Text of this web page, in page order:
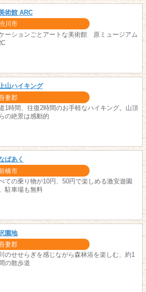
術館 ARC
川市
ーションごとアートな美術館 原ミュージアム
山ハイキング
妻郡
1時間、往復2時間のお手軽なハイキング。山頂
の絶景は感動的
ぱあく
橋市
ての乗り物が10円、50円で楽しめる激安遊園
駐車場も無料
園地
妻郡
のせせらぎを感じながら森林浴を楽しむ、約1
の散歩道